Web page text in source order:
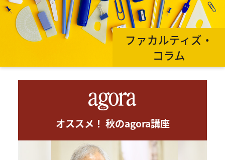
ファカルティズ・
コラム
オススメ！ 秋のagora講座